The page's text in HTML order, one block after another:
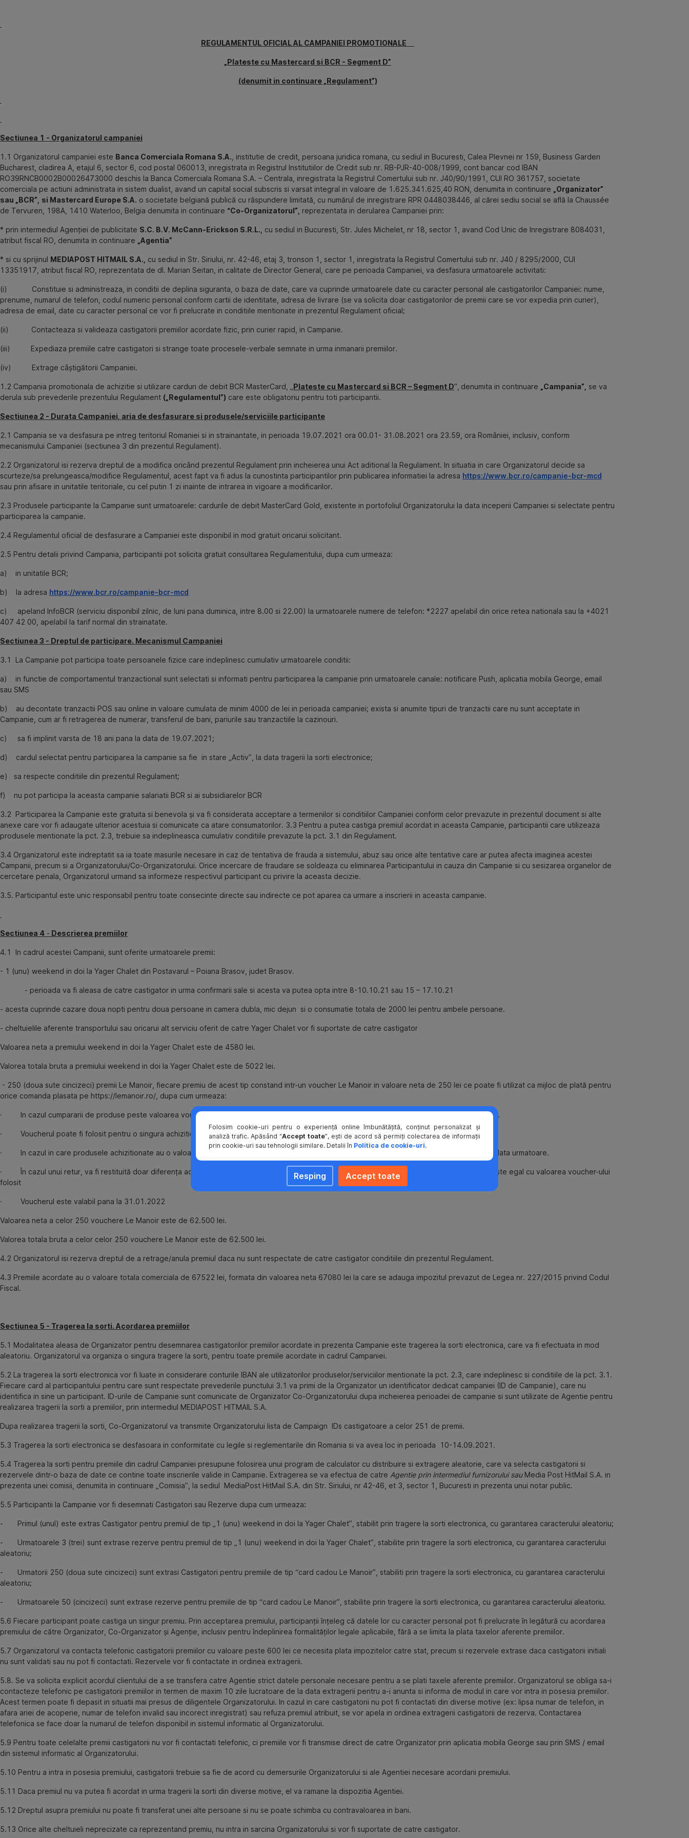
REGULAMENTUL OFICIAL AL CAMPANIEI PROMOTIONALE
„Plateste cu Mastercard si BCR - Segment D”
(denumit in continuare „Regulament”)
Sectiunea 1 - Organizatorul campaniei
1.1 Organizatorul campaniei este Banca Comerciala Romana S.A. , institutie de credit, persoana juridica romana, cu sediul in Bucuresti, Calea Plevnei nr 159, Business Garden
Bucharest, cladirea A, etajul 6, sector 6, cod postal 060013, inregistrata in Registrul Institutiilor de Credit sub nr. RB-PJR-40-008/1999, cont bancar cod IBAN
RO39RNCB0002B00026473000 deschis la Banca Comerciala Romana S.A. – Centrala, inregistrata la Registrul Comertului sub nr. J40/90/1991, CUI RO 361757, societate
comerciala pe actiuni administrata in sistem dualist, avand un capital social subscris si varsat integral in valoare de 1.625.341.625,40 RON, denumita in continuare
„Organizator”
sau „BCR”, si Mastercard Europe S.A. o societate belgiană publică cu răspundere limitată, cu numărul de inregistrare RPR 0448038446, al cărei sediu social se află la Chaussée
de Tervuren, 198A, 1410 Waterloo, Belgia denumita in continuare “Co-Organizatorul”, reprezentata in derularea Campaniei prin:
* prin intermediul Agenției de publicitate S.C. B.V. McCann-Erickson S.R.L., cu sediul in Bucuresti, Str. Jules Michelet, nr 18, sector 1, avand Cod Unic de Inregistrare 8084031,
atribut fiscal RO, denumita in continuare
„Agentia”
* si cu sprijinul MEDIAPOST HITMAIL S.A., cu sediul in Str. Siriului, nr. 42-46, etaj 3, tronson 1, sector 1, inregistrata la Registrul Comertului sub nr. J40 / 8295/2000, CUI
13351917, atribut fiscal RO, reprezentata de dl. Marian Seitan, in calitate de Director General, care pe perioada Campaniei, va desfasura urmatoarele activitati:
(i) Constituie si administreaza, in conditii de deplina siguranta, o baza de date, care va cuprinde urmatoarele date cu caracter personal ale castigatorilor Campaniei: nume,
prenume, numarul de telefon, codul numeric personal conform cartii de identitate, adresa de livrare (se va solicita doar castigatorilor de premii care se vor expedia prin curier),
adresa de email, date cu caracter personal ce vor fi prelucrate in conditiile mentionate in prezentul Regulament oficial;
(ii) Contacteaza si valideaza castigatorii premiilor acordate fizic, prin curier rapid, in Campanie.
(iii) Expediaza premiile catre castigatori si strange toate procesele-verbale semnate in urma inmanarii premiilor.
(iv) Extrage câștigătorii Campaniei.
1.2 Campania promotionala de achizitie si utilizare carduri de debit BCR MasterCard, „ Plateste cu Mastercard si BCR – Segment D”, denumita in continuare „Campania”, se va
derula sub prevederile prezentului Regulament („Regulamentul”) care este obligatoriu pentru toti participantii.
Sectiunea 2 - Durata Campaniei, aria de desfasurare si produsele/serviciile participante
2.1 Campania se va desfasura pe intreg teritoriul Romaniei si in strainantate, in perioada 19.07.2021 ora 00.01- 31.08.2021 ora 23.59, ora României, inclusiv, conform
mecanismului Campaniei (sectiunea 3 din prezentul Regulament).
2.2 Organizatorul isi rezerva dreptul de a modifica oricând prezentul Regulament prin incheierea unui Act aditional la Regulament. In situatia in care Organizatorul decide sa
scurteze/sa prelungeasca/modifice Regulamentul, acest fapt va fi adus la cunostinta participantilor prin publicarea informatiei la adresa https://www.bcr.ro/campanie-bcr-mcd
sau prin afisare in unitatile teritoriale, cu cel putin 1 zi inainte de intrarea in vigoare a modificarilor.
2.3 Produsele participante la Campanie sunt urmatoarele: cardurile de debit MasterCard Gold, existente in portofoliul Organizatorului la data inceperii Campaniei si selectate pentru
participarea la campanie.
2.4 Regulamentul oficial de desfasurare a Campaniei este disponibil in mod gratuit oricarui solicitant.
2.5 Pentru detalii privind Campania, participantii pot solicita gratuit consultarea Regulamentului, dupa cum urmeaza:
a) in unitatile BCR;
b) la adresa https://www.bcr.ro/campanie-bcr-mcd
c) apeland InfoBCR (serviciu disponibil zilnic, de luni pana duminica, intre 8.00 si 22.00) la urmatoarele numere de telefon: *2227 apelabil din orice retea nationala sau la +4021
407 42 00, apelabil la tarif normal din strainatate.
Sectiunea 3 - Dreptul de participare. Mecanismul Campaniei
3.1 La Campanie pot participa toate persoanele fizice care indeplinesc cumulativ urmatoarele conditii:
a) in functie de comportamentul tranzactional sunt selectati si informati pentru participarea la campanie prin urmatoarele canale: notificare Push, aplicatia mobila George, email
sau SMS
b) au decontate tranzactii POS sau online in valoare cumulata de minim 4000 de lei in perioada campaniei; exista si anumite tipuri de tranzactii care nu sunt acceptate in
Campanie, cum ar fi retragerea de numerar, transferul de bani, pariurile sau tranzactiile la cazinouri.
c) sa fi implinit varsta de 18 ani pana la data de 19.07.2021;
d) cardul selectat pentru participarea la campanie sa fie in stare „Activ”, la data tragerii la sorti electronice;
e) sa respecte conditiile din prezentul Regulament;
f) nu pot participa la aceasta campanie salariatii BCR si ai subsidiarelor BCR
3.2 Participarea la Campanie este gratuita si benevola și va fi considerata acceptare a termenilor si conditiilor Campaniei conform celor prevazute in prezentul document si alte
anexe care vor fi adaugate ulterior acestuia si comunicate ca atare consumatorilor. 3.3 Pentru a putea castiga premiul acordat in aceasta Campanie, participantii care utilizeaza
produsele mentionate la pct. 2.3, trebuie sa indeplineasca cumulativ conditiile prevazute la pct. 3.1 din Regulament.
3.4 Organizatorul este indreptatit sa ia toate masurile necesare in caz de tentativa de frauda a sistemului, abuz sau orice alte tentative care ar putea afecta imaginea acestei
Campanii, precum si a Organizatorului/Co-Organizatorului. Orice incercare de fraudare se soldeaza cu eliminarea Participantului in cauza din Campanie si cu sesizarea organelor de
cercetare penala, Organizatorul urmand sa informeze respectivul participant cu privire la aceasta decizie.
3.5. Participantul este unic responsabil pentru toate consecinte directe sau indirecte ce pot aparea ca urmare a inscrierii in aceasta campanie.
Sectiunea 4 - Descrierea premiilor
4.1 In cadrul acestei Campanii, sunt oferite urmatoarele premii:
- 1 (unu) weekend in doi la Yager Chalet din Postavarul – Poiana Brasov, judet Brasov.
- perioada va fi aleasa de catre castigator in urma confirmarii sale si acesta va putea opta intre 8-10.10.21 sau 15 – 17.10.21
- acesta cuprinde cazare doua nopti pentru doua persoane in camera dubla, mic dejun si o consumatie totala de 2000 lei pentru ambele persoane.
- cheltuielile aferente transportului sau oricarui alt serviciu oferit de catre Yager Chalet vor fi suportate de catre castigator
Valoarea neta a premiului weekend in doi la Yager Chalet este de 4580 lei.
Valorea totala bruta a premiului weekend in doi la Yager Chalet este de 5022 lei.
- 250 (doua sute cincizeci) premii Le Manoir, fiecare premiu de acest tip constand intr-un voucher Le Manoir in valoare neta de 250 lei ce poate fi utilizat ca mijloc de plată pentru
orice comanda plasata pe https://lemanoir.ro/, dupa cum urmeaza:
· In cazul cumpararii de produse peste valoarea voucherului, Castigatorul va achita diferenta dintre valoarea voucherului si valoarea achizitiei.
· Voucherul poate fi folosit pentru o singura achizitie.
· In cazul in care produsele achizitionate au o valoare mai mica decat cea a voucherului, suma ramasa necheltuita nu va putea fi utilizata la o data urmatoare.
· În cazul unui retur, va fi restituită doar diferența achitată dacă este cazul, clientul putând să opteze pentru alte produse a căror cost total este egal cu valoarea voucher-ului
folosit
· Voucherul este valabil pana la 31.01.2022
Valoarea neta a celor 250 vouchere Le Manoir este de 62.500 lei.
Valorea totala bruta a celor celor 250 vouchere Le Manoir este de 62.500 lei.
4.2 Organizatorul isi rezerva dreptul de a retrage/anula premiul daca nu sunt respectate de catre castigator conditiile din prezentul Regulament.
4.3 Premiile acordate au o valoare totala comerciala de 67522 lei, formata din valoarea neta 67080 lei la care se adauga impozitul prevazut de Legea nr. 227/2015 privind Codul
Fiscal.
Sectiunea 5 - Tragerea la sorti. Acordarea premiilor
5.1 Modalitatea aleasa de Organizator pentru desemnarea castigatorilor premiilor acordate in prezenta Campanie este tragerea la sorti electronica, care va fi efectuata in mod
aleatoriu. Organizatorul va organiza o singura tragere la sorti, pentru toate premiile acordate in cadrul Campaniei.
5.2 La tragerea la sorti electronica vor fi luate in considerare conturile IBAN ale utilizatorilor produselor/serviciilor mentionate la pct. 2.3, care indeplinesc si conditiile de la pct. 3.1.
Fiecare card al participantului pentru care sunt respectate prevederile punctului 3.1 va primi de la Organizator un identificator dedicat campaniei (ID de Campanie), care nu
identifica in sine un participant. ID-urile de Campanie sunt comunicate de Organizator Co-Organizatorului dupa incheierea perioadei de campanie si sunt utilizate de Agentie pentru
realizarea tragerii la sorti a premiilor, prin intermediul MEDIAPOST HITMAIL S.A.
Dupa realizarea tragerii la sorti, Co-Organizatorul va transmite Organizatorului lista de Campaign IDs castigatoare a celor 251 de premii.
5.3 Tragerea la sorti electronica se desfasoara in conformitate cu legile si reglementarile din Romania si va avea loc in perioada 10-14.09.2021.
5.4 Tragerea la sorti pentru premiile din cadrul Campaniei presupune folosirea unui program de calculator cu distribuire si extragere aleatorie, care va selecta castigatorii si
rezervele dintr-o baza de date ce contine toate inscrierile valide in Campanie. Extragerea se va efectua de catre Agentie prin intermediul furnizorului sau Media Post HitMail S.A. in
prezenta unei comisii, denumita in continuare „Comisia”, la sediul MediaPost HitMail S.A. din Str. Siriului, nr 42-46, et 3, sector 1, Bucuresti in prezenta unui notar public.
5.5 Participantii la Campanie vor fi desemnati Castigatori sau Rezerve dupa cum urmeaza:
- Primul (unul) este extras Castigator pentru premiul de tip „1 (unu) weekend in doi la Yager Chalet”, stabilit prin tragere la sorti electronica, cu garantarea caracterului aleatoriu;
- Urmatoarele 3 (trei) sunt extrase rezerve pentru premiul de tip „1 (unu) weekend in doi la Yager Chalet”, stabilite prin tragere la sorti electronica, cu garantarea caracterului
aleatoriu;
- Urmatorii 250 (doua sute cincizeci) sunt extrasi Castigatori pentru premiile de tip “card cadou Le Manoir”, stabiliti prin tragere la sorti electronica, cu garantarea caracterului
aleatoriu;
- Urmatoarele 50 (cincizeci) sunt extrase rezerve pentru premiile de tip “card cadou Le Manoir”, stabilite prin tragere la sorti electronica, cu garantarea caracterului aleatoriu.
5.6 Fiecare participant poate castiga un singur premiu. Prin acceptarea premiului, participanții înțeleg că datele lor cu caracter personal pot fi prelucrate în legătură cu acordarea
premiului de către Organizator, Co-Organizator și Agenție, inclusiv pentru îndeplinirea formalităților legale aplicabile, fără a se limita la plata taxelor aferente premiilor.
5.7 Organizatorul va contacta telefonic castigatorii premiilor cu valoare peste 600 lei ce necesita plata impozitelor catre stat, precum si rezervele extrase daca castigatorii initiali
nu sunt validati sau nu pot fi contactati. Rezervele vor fi contactate in ordinea extragerii.
5.8. Se va solicita explicit acordul clientului de a se transfera catre Agentie strict datele personale necesare pentru a se plati taxele aferente premiilor. Organizatorul se obliga sa-i
contacteze telefonic pe castigatorii premiilor in termen de maxim 10 zile lucratoare de la data extragerii pentru a-i anunta si informa de modul in care vor intra in posesia premiilor.
Acest termen poate fi depasit in situatii mai presus de diligentele Organizatorului. In cazul in care castigatorii nu pot fi contactati din diverse motive (ex: lipsa numar de telefon, in
afara ariei de acoperie, numar de telefon invalid sau incorect inregistrat) sau refuza premiul atribuit, se vor apela in ordinea extragerii castigatorii de rezerva. Contactarea
telefonica se face doar la numarul de telefon disponibil in sistemul informatic al Organizatorului.
5.9 Pentru toate celelalte premii castigatorii nu vor fi contactati telefonic, ci premiile vor fi transmise direct de catre Organizator prin aplicatia mobila George sau prin SMS / email
din sistemul informatic al Organizatorului.
5.10 Pentru a intra in posesia premiului, castigatorii trebuie sa fie de acord cu demersurile Organizatorului si ale Agentiei necesare acordarii premiului.
5.11 Daca premiul nu va putea fi acordat in urma tragerii la sorti din diverse motive, el va ramane la dispozitia Agentiei.
5.12 Dreptul asupra premiului nu poate fi transferat unei alte persoane si nu se poate schimba cu contravaloarea in bani.
5.13 Orice alte cheltuieli neprecizate ca reprezentand premiu, nu intra in sarcina Organizatorului si vor fi suportate de catre castigator.
Folosim cookie-uri pentru o experiență online îmbunătățită, conținut personalizat și
analiză trafic. Apăsând “Accept toate”, ești de acord să permiți colectarea de informații
prin cookie-uri sau tehnologii similare. Detalii în Politica de cookie-uri.
Resping Accept toate